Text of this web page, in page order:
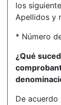
los
Apellidos y
* Número
¿Qué
De